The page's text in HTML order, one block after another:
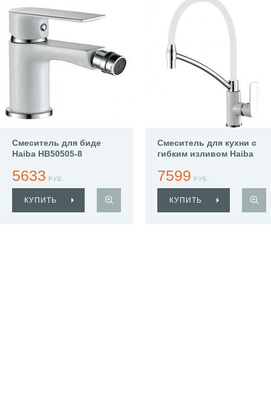
Смеситель для биде
Haiba HB50505-8
5633 РУБ.
КУПИТЬ
Смеситель для кухни с
гибким изливом Haiba
7599 РУБ.
КУПИТЬ